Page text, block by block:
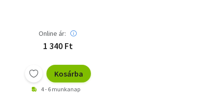
Online ár:
1 340 Ft
Kosárba
4 - 6 munkanap